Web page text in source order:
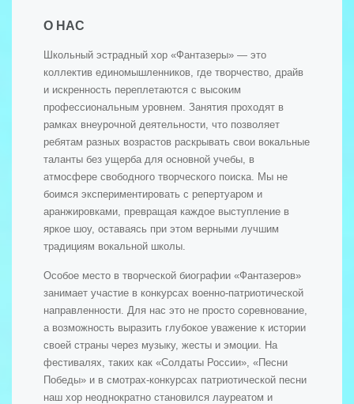
О НАС
Школьный эстрадный хор «Фантазеры» — это
коллектив единомышленников, где творчество, драйв
и искренность переплетаются с высоким
профессиональным уровнем. Занятия проходят в
рамках внеурочной деятельности, что позволяет
ребятам разных возрастов раскрывать свои вокальные
таланты без ущерба для основной учебы, в
атмосфере свободного творческого поиска. Мы не
боимся экспериментировать с репертуаром и
аранжировками, превращая каждое выступление в
яркое шоу, оставаясь при этом верными лучшим
традициям вокальной школы.
Особое место в творческой биографии «Фантазеров»
занимает участие в конкурсах военно-патриотической
направленности. Для нас это не просто соревнование,
а возможность выразить глубокое уважение к истории
своей страны через музыку, жесты и эмоции. На
фестивалях, таких как «Солдаты России», «Песни
Победы» и в смотрах-конкурсах патриотической песни
наш хор неоднократно становился лауреатом и